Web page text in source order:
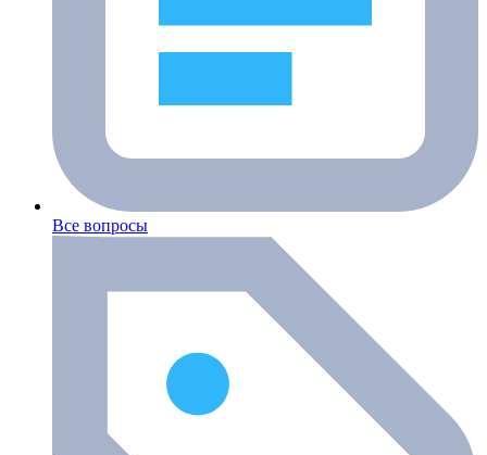
Все вопросы